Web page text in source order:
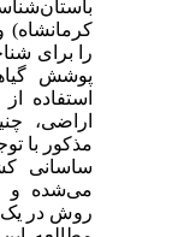
را برای‌
پوشش‌
استفاده
اراضی‌،
مذکور با
ساسانی‌
می‌شده و
روش در یک‌